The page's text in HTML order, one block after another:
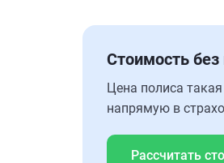
Стоимость без
Цена полиса
напрямую в
Рассчитать